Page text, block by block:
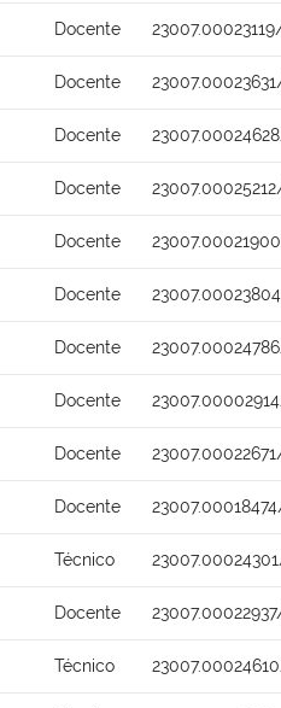
Docente
Docente
Docente
Docente
Docente
Docente
Docente
Docente
Docente
Docente
Técnico
Docente
Técnico